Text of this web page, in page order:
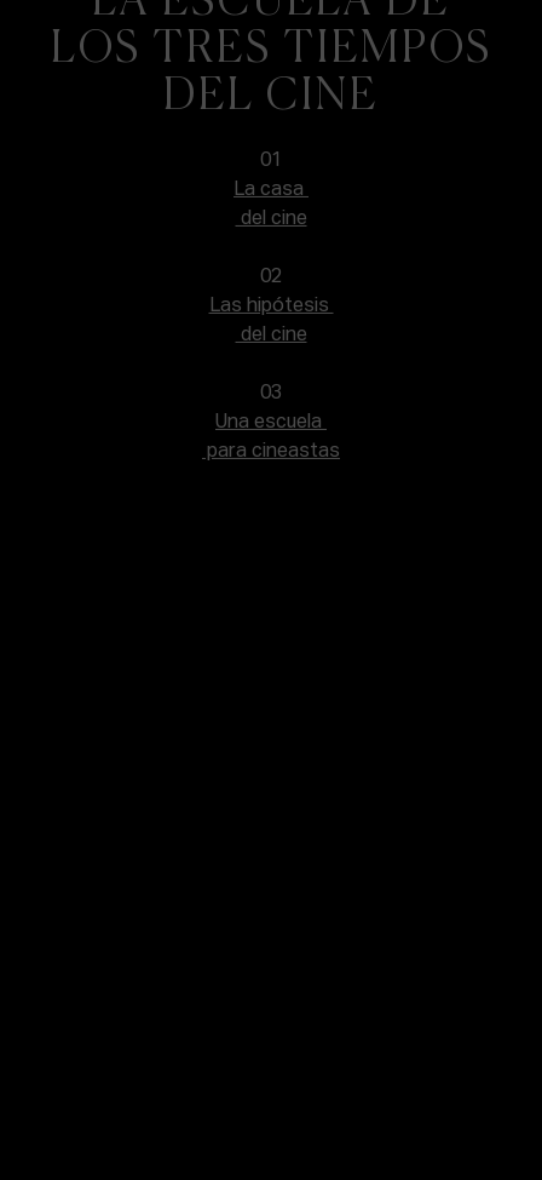
LOS TRES TIEMPOS
DEL CINE
01
La casa
del cine
02
Las hipótesis
del cine
03
Una escuela
para cineastas